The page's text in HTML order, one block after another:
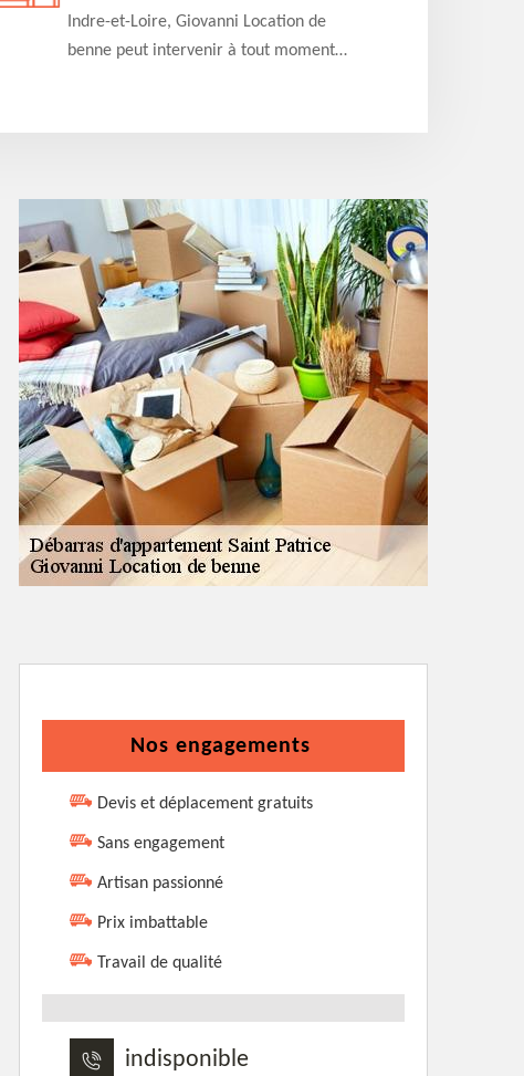
Indre-et-Loire, Giovanni Location de
benne peut intervenir à tout moment
détaillé offert
Nos engagements
Devis et déplacement gratuits
Sans engagement
Artisan passionné
Prix imbattable
Travail de qualité
indisponible